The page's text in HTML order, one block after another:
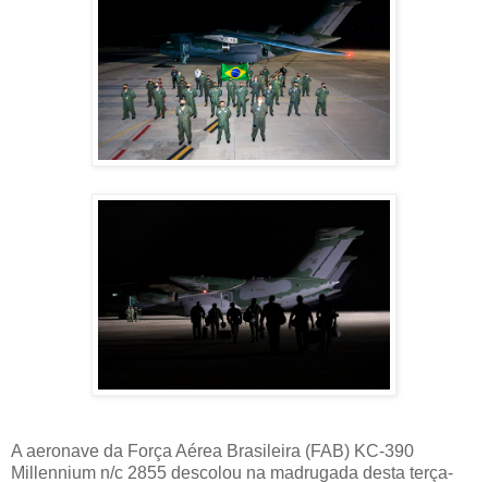
A aeronave da Força Aérea Brasileira (FAB) KC-390
Millennium n/c 2855 descolou na madrugada desta terça-